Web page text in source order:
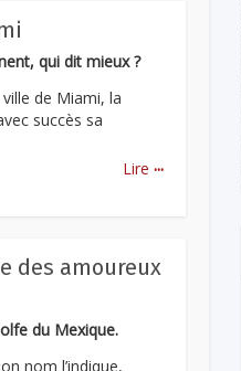
qui dit mieux ?
de Miami, la
succès sa
Lire ...
des amoureux
du Mexique.
nom l’indique,